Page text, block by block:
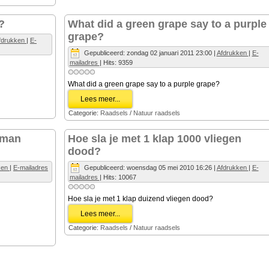
| E-
What did a green grape say to a purple
grape?
Gepubliceerd: zondag 02 januari 2011 23:00| Afdrukken | E-
mailadres | Hits: 9359
What did a green grape say to a purple grape?
Lees meer...
Categorie: Raadsels / Natuur raadsels
| E-mailadres
Hoe sla je met 1 klap 1000 vliegen
dood?
Gepubliceerd: woensdag 05 mei 2010 16:26| Afdrukken | E-
mailadres | Hits: 10067
Hoe sla je met 1 klap duizend vliegen dood?
Lees meer...
Categorie: Raadsels / Natuur raadsels